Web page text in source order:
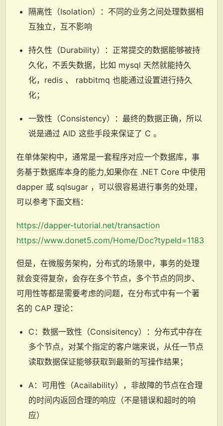
隔离性（Isolation）：不同的业务之间处理数据相
互独立，互不影响
持久性（Durability）：正常提交的数据能够被持
久化，不丢失数据，比如 mysql 天然就能持久
化，redis 、 rabbitmq 也能通过设置进行持久
化；
一致性（Consistency）：最终的数据正确，所以
说是通过 AID 这些手段来保证了 C 。
在单体架构中，通常是一套程序对应一个数据库，事
务基于数据库本身的能力,如果你在 .NET Core 中使用
dapper 或 sqlsugar ，可以很容易进行事务的处理，
可以参考下面文档：
https://dapper-tutorial.net/transaction
https://www.donet5.com/Home/Doc?typeId=1183
但是，在微服务架构，分布式的场景中，事务的处理
就会变得复杂，会存在多个节点，多个节点的同步、
可用性等都是需要考虑的问题，在分布式中有一个著
名的 CAP 理论：
C：数据一致性（Consisitency）：分布式中存在
多个节点，对某个指定的客户端来说，从任一节点
读取数据保证能够获取到最新的写操作结果；
A：可用性（Acailability），非故障的节点在合理
的时间内返回合理的响应（不是错误和超时的响
应）